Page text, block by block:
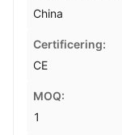
China
Certificering:
CE
MOQ:
1